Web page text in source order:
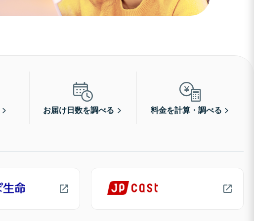
お届け日数を調べる 料金を計算・調べる